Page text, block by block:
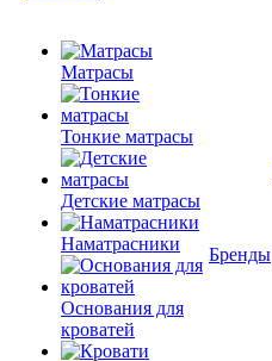
Матрасы
Тонкие матрасы
Детские матрасы
Наматрасники
Основания для
кроватей
Бренды